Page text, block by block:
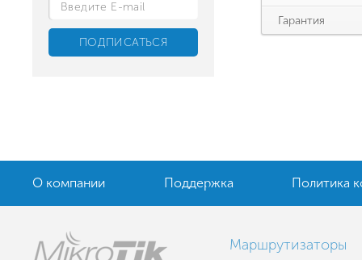
Гарантия
О компании Поддержка Политика
Маршрутизаторы